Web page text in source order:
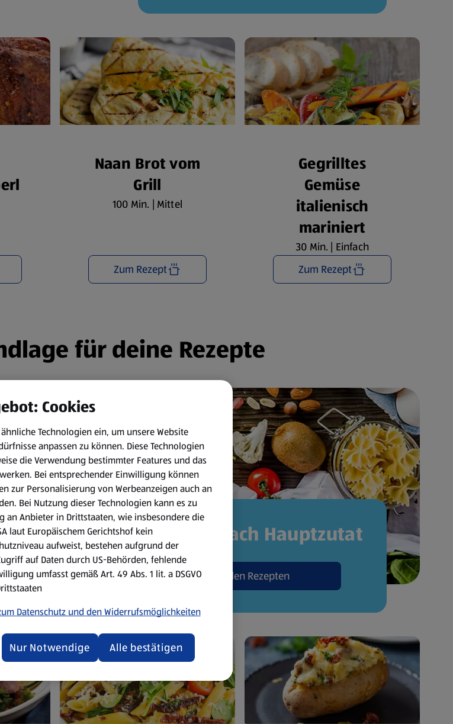
Naan Brot vom
Grill
100 Min. | Mittel
Zum Rezept
Gegrilltes
Gemüse
italienisch
mariniert
30 Min. | Einfach
Zum Rezept
für deine Rezepte
Rezepte nach Hauptzutat
Zu den Rezepten
Cookies
Technologien ein, um unsere Website
anpassen zu können. Diese Technologien
die Verwendung bestimmter Features und das
Bei entsprechender Einwilligung können
zur Personalisierung von Werbeanzeigen auch an
Bei Nutzung dieser Technologien kann es zu
an Anbieter in Drittstaaten, wie insbesondere die
laut Europäischem Gerichtshof kein
aufweist, bestehen aufgrund der
auf Daten durch US-Behörden, fehlende
umfasst gemäß Art. 49 Abs. 1 lit. a DSGVO
Datenschutz und den Widerrufsmöglichkeiten
Nur Notwendige Alle bestätigen